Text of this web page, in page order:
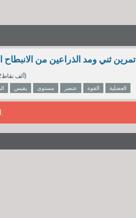
تمرين ثني ومد الذراعين من
202ألف نقاط)
يقيس مستوى عنصر القوة العضلية